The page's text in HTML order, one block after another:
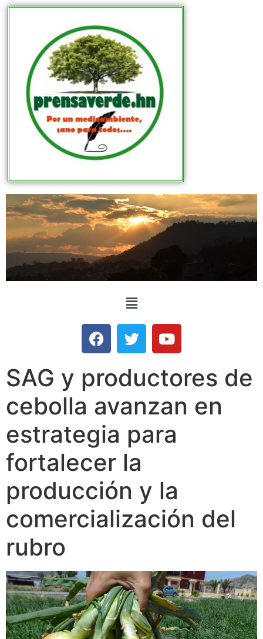
SAG y productores de
cebolla avanzan en
estrategia para
fortalecer la
producción y la
comercialización del
rubro